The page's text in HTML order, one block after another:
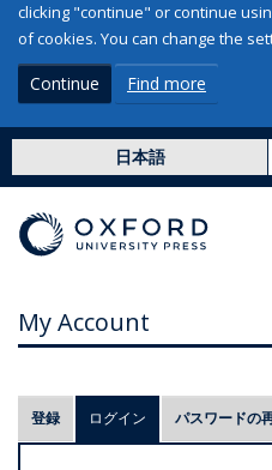
clicking "continue" or continue
of cookies. You can change the
Continue Find more
日本語
My Account
プ
ラ
登録 ログイン (アクティブなタブ)
パスワードの